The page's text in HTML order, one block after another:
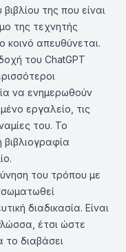
της που είναι
της τεχνητής
κοινό απευθύνεται.
του ChatGPT
να ενημερωθούν
εργαλείο, τις
του. Το
βιβλιογραφία
του τρόπου με
διαδικασία. Είναι
έτσι ώστε
το διαβάσει